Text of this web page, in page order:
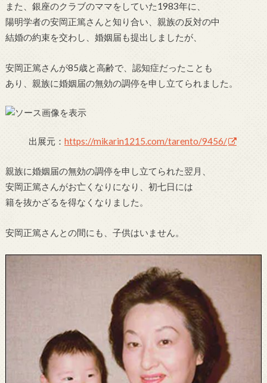
また、銀座のクラブのママをしていた1983年に、
陽明学者の安岡正篤さんと知り合い、親族の反対の中
結婚の約束を交わし、婚姻届も提出しましたが、
安岡正篤さんが85歳と高齢で、認知症だったことも
あり、親族に婚姻届の無効の調停を申し立てられました。
出展元： https://mikarin1215.com/tarento/9456/
親族に婚姻届の無効の調停を申し立てられた翌月、
安岡正篤さんがお亡くなりになり、初七日には
籍を抜かざるを得なくなりました。
安岡正篤さんとの間にも、子供はいません。